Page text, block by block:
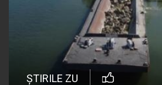
ȘTIRILE ZU